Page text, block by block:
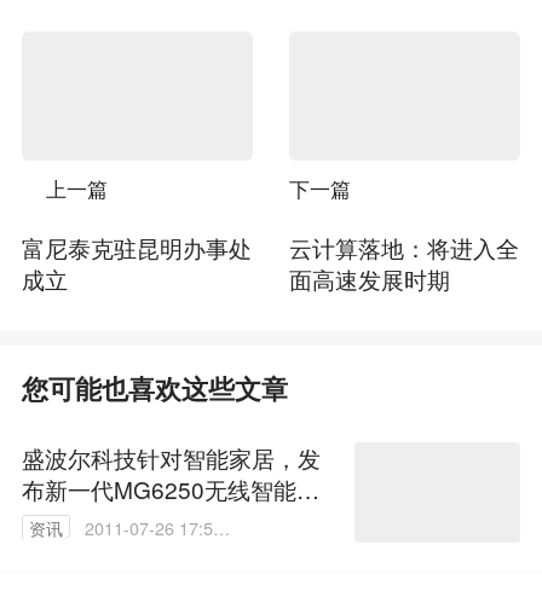
上一篇
富尼泰克驻昆明办事处
成立
下一篇
云计算落地：将进入全
面高速发展时期
您可能也喜欢这些文章
盛波尔科技针对智能家居，发
布新一代MG6250无线智能报
警系统
资讯
2011-07-26 17:59: